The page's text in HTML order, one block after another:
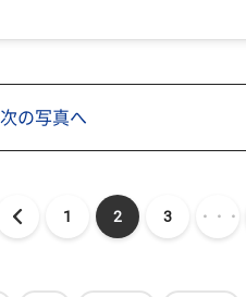
次の写真へ
1 2 3 ・・・